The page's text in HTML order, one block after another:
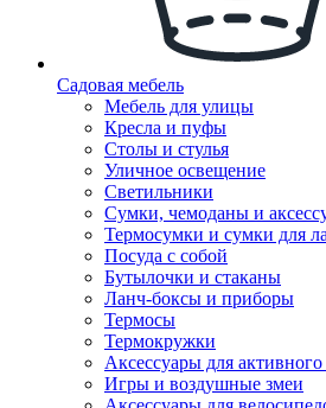
Садовая мебель
Мебель для улицы
Кресла и пуфы
Столы и стулья
Уличное освещение
Светильники
Сумки, чемоданы и
Термосумки и сумки для
Посуда с собой
Бутылочки и стаканы
Ланч-боксы и приборы
Термосы
Термокружки
Аксессуары для
Игры и воздушные змеи